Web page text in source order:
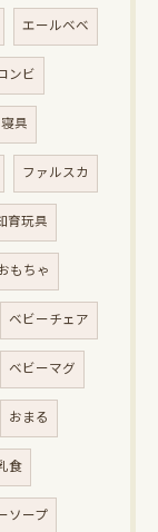
エールベベ
ンビ
具
ファルスカ
育玩具
もちゃ
ベビーチェア
ベビーマグ
おまる
食
ソープ